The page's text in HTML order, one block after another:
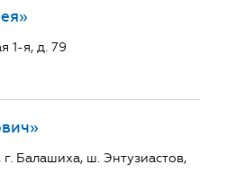
1-я, д. 79
г. Балашиха, ш. Энтузиастов,